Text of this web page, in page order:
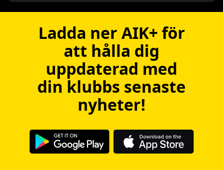
Ladda ner AIK+ för
att hålla dig
uppdaterad med
din klubbs senaste
nyheter!